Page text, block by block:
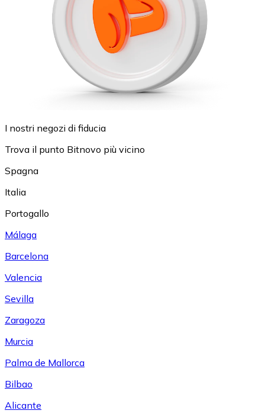
I nostri negozi di fiducia
Trova il punto Bitnovo più vicino
Spagna
Italia
Portogallo
Málaga
Barcelona
Valencia
Sevilla
Zaragoza
Murcia
Palma de Mallorca
Bilbao
Alicante